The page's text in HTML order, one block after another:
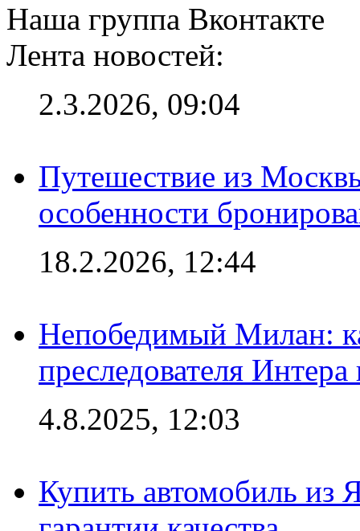
Наша группа Вконтакте
Лента новостей:
2.3.2026, 09:04
Путешествие из
особенности
18.2.2026, 12:44
Непобедимый Милан:
преследователя
4.8.2025, 12:03
Купить автомобиль из